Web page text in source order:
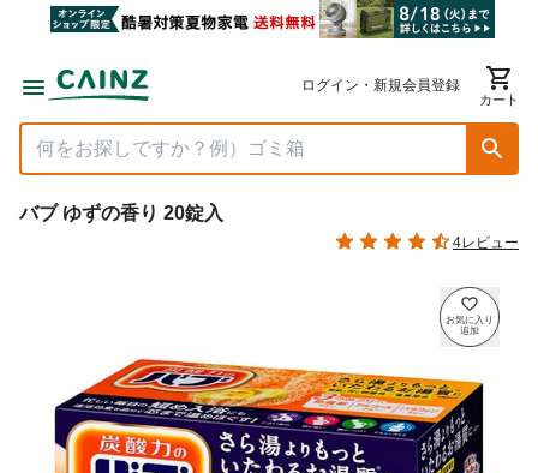
ログイン・新規会員登録
カート
バブ ゆずの香り 20錠入
4レビュー